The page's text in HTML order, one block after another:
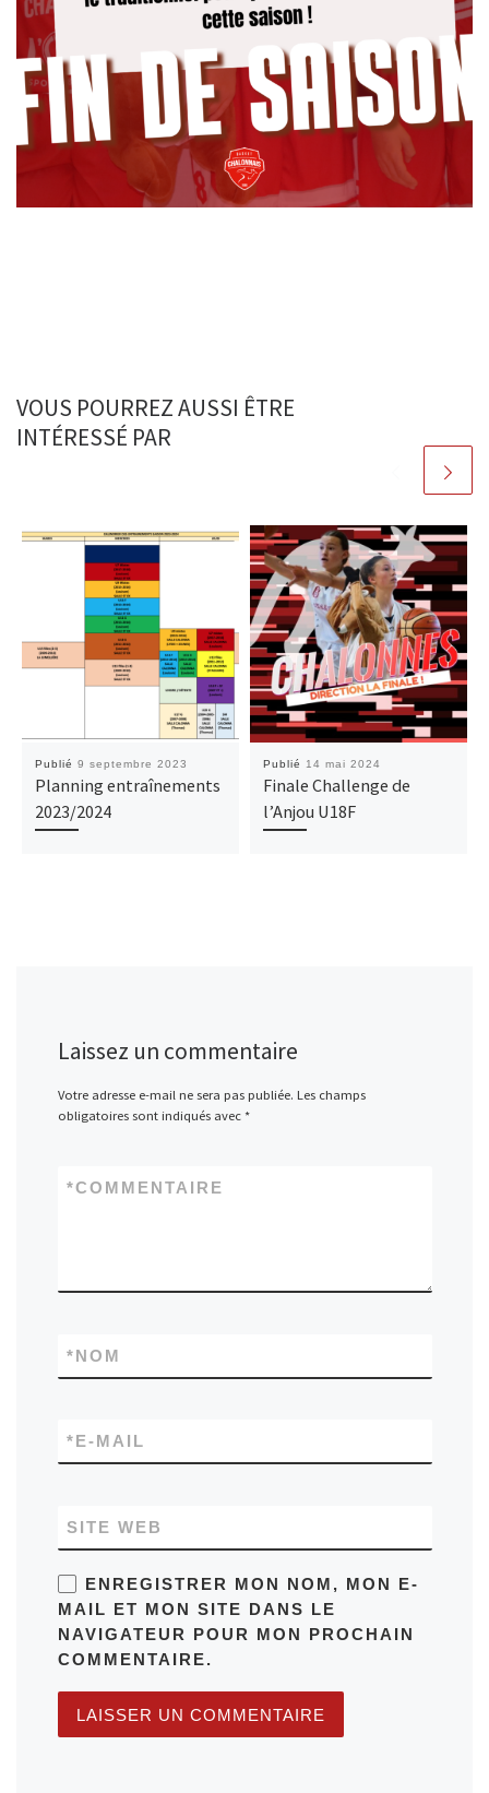
VOUS POURREZ AUSSI ÊTRE
INTÉRESSÉ PAR
Publié 9 septembre 2023
Planning entraînements
2023/2024
Publié 14 mai 2024
Finale Challenge de
l’Anjou U18F
Laissez un commentaire
Votre adresse e-mail ne sera pas publiée. Les champs
obligatoires sont indiqués avec *
COMMENTAIRE
*
NOM
*
E-MAIL
*
SITE WEB
ENREGISTRER MON NOM, MON E-
MAIL ET MON SITE DANS LE
NAVIGATEUR POUR MON PROCHAIN
COMMENTAIRE.